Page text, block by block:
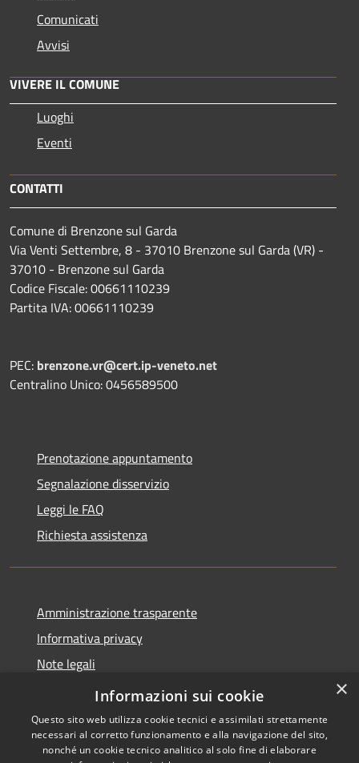
Comunicati
Avvisi
VIVERE IL COMUNE
Luoghi
Eventi
CONTATTI
Comune di Brenzone sul Garda
Via Venti Settembre, 8 - 37010 Brenzone sul Garda (VR) -
37010 - Brenzone sul Garda
Codice Fiscale: 00661110239
Partita IVA: 00661110239
PEC: brenzone.vr@cert.ip-veneto.net
Centralino Unico: 0456589500
Prenotazione appuntamento
Segnalazione disservizio
Leggi le FAQ
Richiesta assistenza
Amministrazione trasparente
Informativa privacy
Note legali
Dichiarazione di accessibilità
×
Informazioni sui cookie
Questo sito web utilizza cookie tecnici e assimilati strettamente
necessari al corretto funzionamento e alla navigazione del sito,
nonché un cookie tecnico analitico al solo fine di elaborare